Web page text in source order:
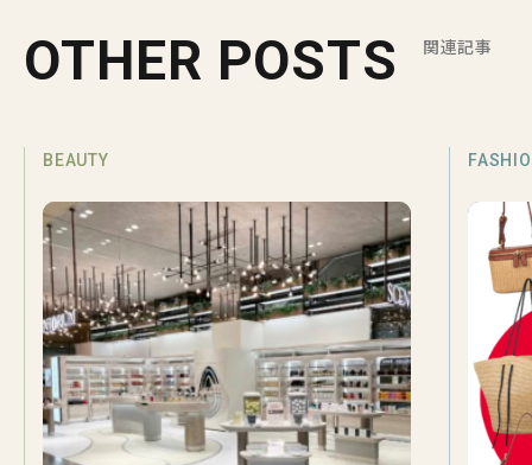
OTHER POSTS 関連記事
BEAUTY